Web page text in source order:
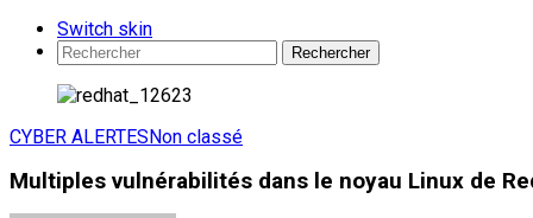
Switch skin
Rechercher
CYBER ALERTESNon classé
Multiples vulnérabilités dans le noyau Linux de